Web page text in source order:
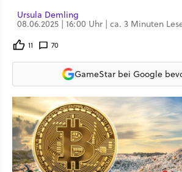
Ursula Demling
08.06.2025 | 16:00 Uhr | ca. 3 Minuten
11 70
GameStar bei Google